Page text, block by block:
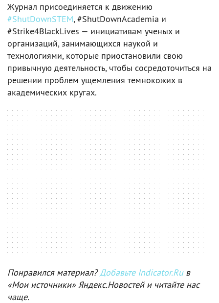
Журнал присоединяется к движению
#ShutDownSTEM, #ShutDownAcademia и
#Strike4BlackLives — инициативам ученых и
организаций, занимающихся наукой и
технологиями, которые приостановили свою
привычную деятельность, чтобы сосредоточиться на
решении проблем ущемления темнокожих в
академических кругах.
Понравился материал?Добавьте Indicator.Ruв
«Мои источники» Яндекс.Новостей и читайте нас
чаще.